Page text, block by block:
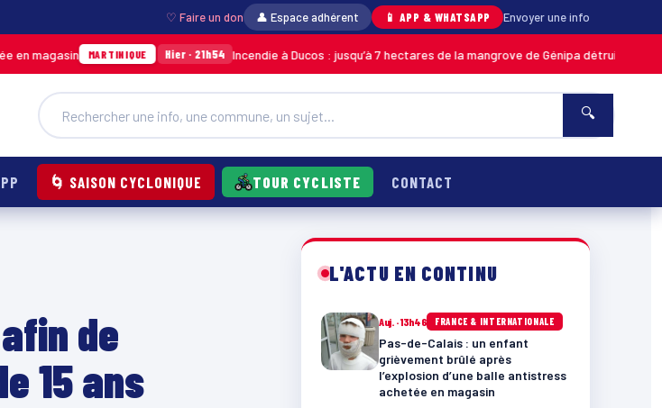
♡ Faire un don 👤 Espace adhérent 📱 APP & WHATSAPP Envoyer une info
MARTINIQUE Hier · 21h54 Incendie à Ducos : jusqu’à 7 hectares de la mangrove de Génipa détruits, le feu désormais
🔍
🌀 SAISON CYCLONIQUE TOUR CYCLISTE CONTACT
de
15 ans
L'ACTU EN CONTINU
Auj. · 13h46 FRANCE & INTERNATIONALE
Pas-de-Calais : un enfant
grièvement brûlé après
l’explosion d’une balle antistress
achetée en magasin